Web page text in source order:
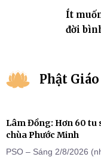
Ít
đời
Phật
Lâm Đồng: Hơn 60 tu
chùa Phước Minh
PSO – Sáng 2/8/2026